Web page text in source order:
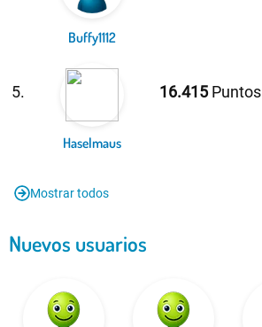
Buffy1112
5.
Haselmaus
16.415Puntos
Mostrar todos
Nuevos usuarios